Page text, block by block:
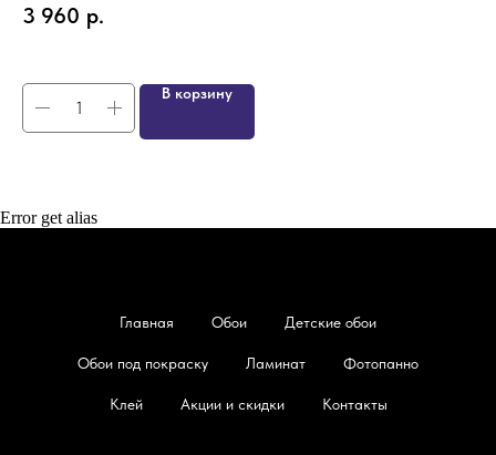
3 960 р.
В корзину
Error get alias
Главная Обои Детские обои
Обои под покраску Ламинат Фотопанно
Клей Акции и скидки Контакты